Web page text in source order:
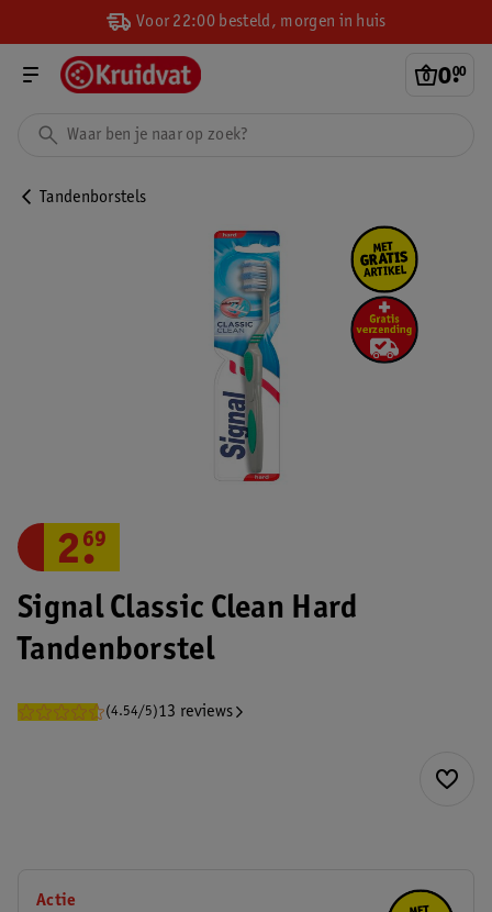
Voor 22:00 besteld, morgen in huis
0.
00
Tandenborstels
Signal Classic Clean Hard
Tandenborstel
(4.54/5)13 reviews
2.
69
Actie